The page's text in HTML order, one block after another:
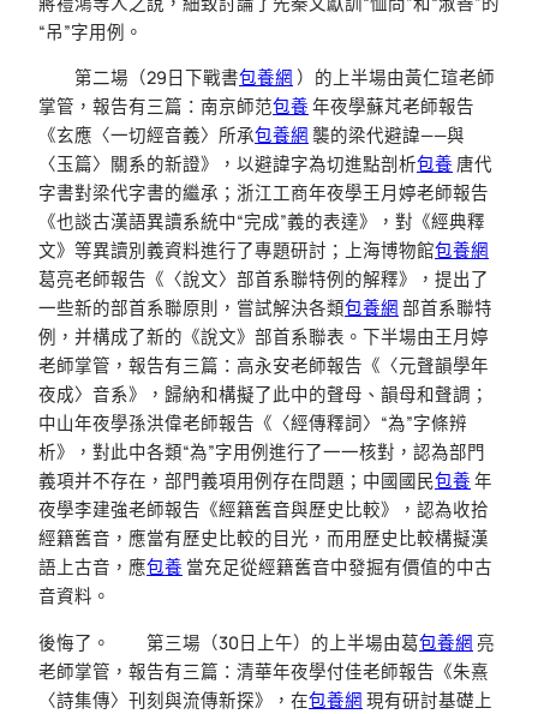
“吊”字用例。
第二場（29日下戰書包養網 ）的上半場由黃仁瑄老師
掌管，報告有三篇：南京師范包養 年夜學蘇芃老師報告
《玄應〈一切經音義〉所承包養網 襲的梁代避諱——與
〈玉篇〉關系的新證》，以避諱字為切進點剖析包養 唐代
字書對梁代字書的繼承；浙江工商年夜學王月婷老師報告
《也談古漢語異讀系統中“完成”義的表達》，對《經典釋
文》等異讀別義資料進行了專題研討；上海博物館包養網
葛亮老師報告《〈說文〉部首系聯特例的解釋》，提出了
一些新的部首系聯原則，嘗試解決各類包養網 部首系聯特
例，并構成了新的《說文》部首系聯表。下半場由王月婷
老師掌管，報告有三篇：高永安老師報告《〈元聲韻學年
夜成〉音系》，歸納和構擬了此中的聲母、韻母和聲調；
中山年夜學孫洪偉老師報告《〈經傳釋詞〉“為”字條辨
析》，對此中各類“為”字用例進行了一一核對，認為部門
義項并不存在，部門義項用例存在問題；中國國民包養 年
夜學李建強老師報告《經籍舊音與歷史比較》，認為收拾
經籍舊音，應當有歷史比較的目光，而用歷史比較構擬漢
語上古音，應包養 當充足從經籍舊音中發掘有價值的中古
音資料。
後悔了。 第三場（30日上午）的上半場由葛包養網 亮
老師掌管，報告有三篇：清華年夜學付佳老師報告《朱熹
〈詩集傳〉刊刻與流傳新探》，在包養網 現有研討基礎上